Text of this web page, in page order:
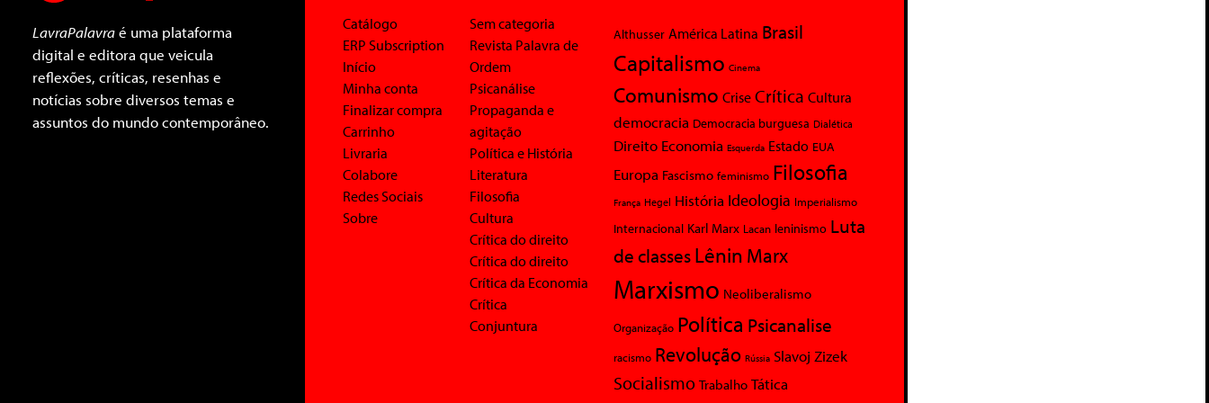
LavraPalavraé uma plataforma
digital e editora que veicula
reflexões, críticas, resenhas e
notícias sobre diversos temas e
assuntos do mundo contemporâneo.
Catálogo
ERP Subscription
Início
Minha conta
Finalizar compra
Carrinho
Livraria
Colabore
Redes Sociais
Sobre
Sem categoria
Revista Palavra de
Ordem
Psicanálise
Propaganda e
agitação
Política e História
Literatura
Filosofia
Cultura
Crítica do direito
Crítica do direito
Crítica da Economia
Crítica
Conjuntura
Althusser América Latina Brasil
Capitalismo Cinema
Comunismo Crise Crítica Cultura
democracia Democracia burguesa Dialética
Direito Economia Esquerda Estado EUA
Europa Fascismo feminismo Filosofia
França Hegel História Ideologia Imperialismo
Internacional Karl Marx Lacan leninismo Luta
de classesLênin Marx
Marxismo Neoliberalismo
Organização Política Psicanalise
racismo Revolução Rússia Slavoj Zizek
Socialismo Trabalho Tática